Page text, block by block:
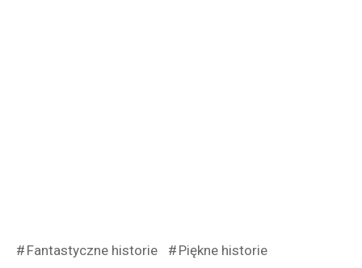
Fantastyczne historie Piękne historie